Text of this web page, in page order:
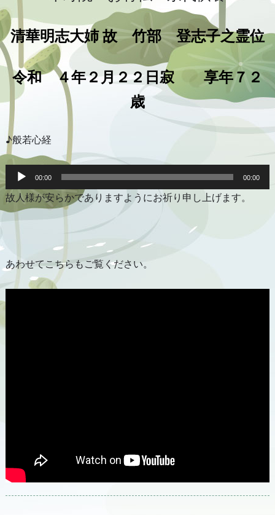
清華明志大姉故 竹部 登志子之霊位
令和 ４年２月２２日寂 享年７２
歳
♪般若心経
音
プ
レ
00:00 00:00
故人様が安らかでありますようにお祈り申し上げます。
あわせてこちらもご覧ください。